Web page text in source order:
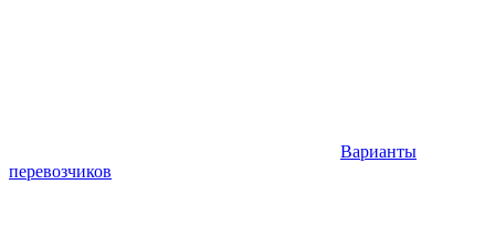
Варианты
перевозчиков